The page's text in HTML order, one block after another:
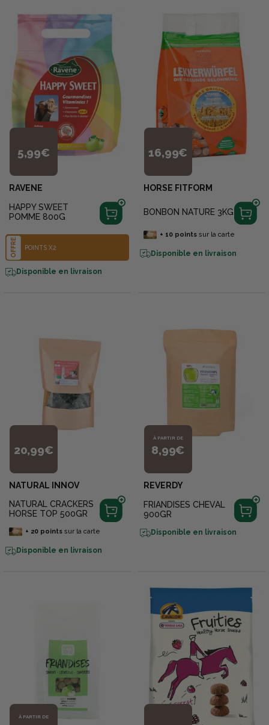
5,99€
RAVENE
HAPPY SWEET
POMME 800G
OFFRE POINTS X2
Disponible en livraison
16,99€
HORSE FITFORM
BONBON NATURE 3KG
+ 10pointssur la carte
Disponible en livraison
20,99€
NATURAL INNOV
NATURAL CRACKERS
HORSE TOP 500GR
+ 20pointssur la carte
Disponible en livraison
À PARTIR DE
8,99€
REVERDY
FRIANDISES CHEVAL
900GR
Disponible en livraison
À PARTIR DE